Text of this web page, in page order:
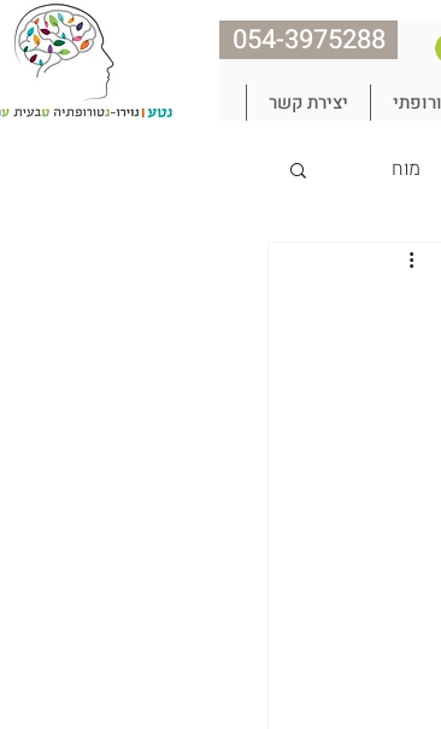
054-3975288
יצירת קשר
מוח